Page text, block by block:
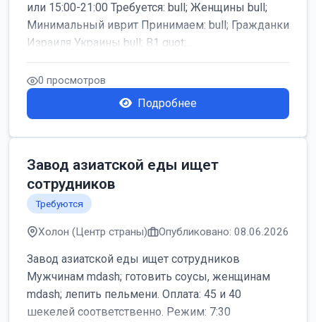
или 15:00-21:00 Требуется: bull; Женщины bull;
Минимальный иврит Принимаем: bull; Гражданки
Израиля Украины bull; B1 quot;...
0 просмотров
Подробнее
Завод азиатской еды ищет
сотрудников
Требуются
Холон (Центр страны) Опубликовано: 08.06.2026
Завод азиатской еды ищет сотрудников
Мужчинам mdash; готовить соусы, женщинам
mdash; лепить пельмени. Оплата: 45 и 40
шекелей соответственно. Режим: 7:30